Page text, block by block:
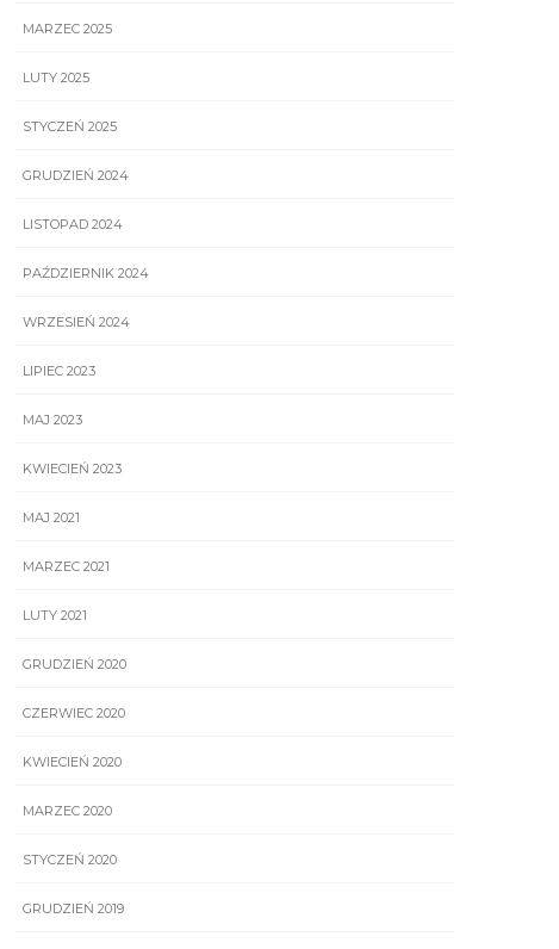
MARZEC 2025
LUTY 2025
STYCZEŃ 2025
GRUDZIEŃ 2024
LISTOPAD 2024
PAŹDZIERNIK 2024
WRZESIEŃ 2024
LIPIEC 2023
MAJ 2023
KWIECIEŃ 2023
MAJ 2021
MARZEC 2021
LUTY 2021
GRUDZIEŃ 2020
CZERWIEC 2020
KWIECIEŃ 2020
MARZEC 2020
STYCZEŃ 2020
GRUDZIEŃ 2019